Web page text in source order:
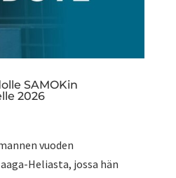
SAMOKin
2026
vuoden
Heliasta, jossa hän